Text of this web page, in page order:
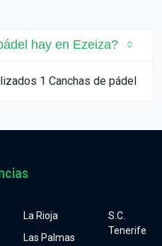
hay en Ezeiza?
1 Canchas de pádel
La Rioja
Las Palmas
S.C.
Tenerife